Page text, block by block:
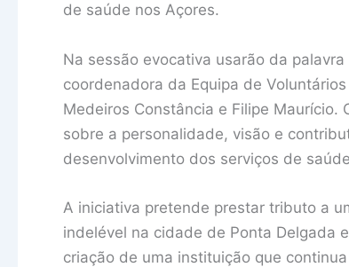
de saúde nos Açores.
Na sessão evocativa usarão da
coordenadora da Equipa de
Medeiros Constância e Filipe
sobre a personalidade, visão e
desenvolvimento dos serviços de
A iniciativa pretende prestar tributo a
indelével na cidade de Ponta Delgada
criação de uma instituição que